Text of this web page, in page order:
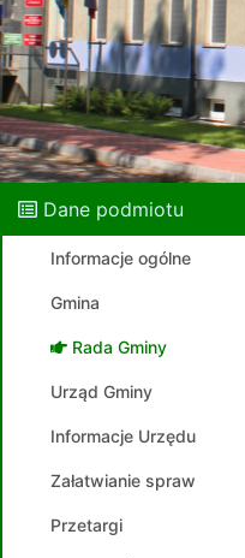
Dane podmiotu
Informacje ogólne
Gmina
Rada Gminy
Urząd Gminy
Informacje Urzędu
Załatwianie spraw
Przetargi